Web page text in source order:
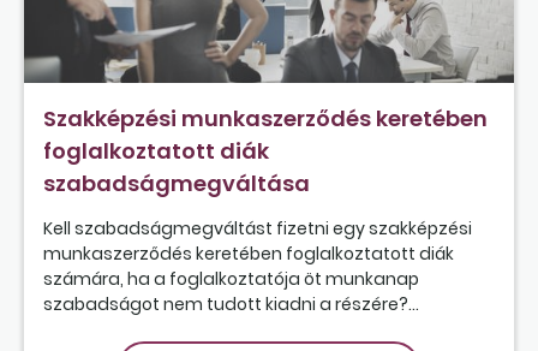
Szakképzési munkaszerződés keretében
foglalkoztatott diák
szabadságmegváltása
Kell szabadságmegváltást fizetni egy szakképzési
munkaszerződés keretében foglalkoztatott diák
számára, ha a foglalkoztatója öt munkanap
szabadságot nem tudott kiadni a részére?...